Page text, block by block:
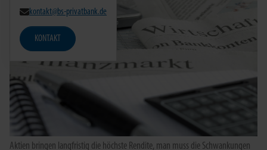
kontakt@bs-privatbank.de
KONTAKT
Aktien bringen langfristig die höchste Rendite, man muss die Schwankungen